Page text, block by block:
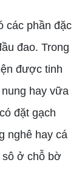
phần đặc
đao. Trong
được tinh
hay vữa
đặt gạch
nghê hay cá
sô ở chỗ bờ